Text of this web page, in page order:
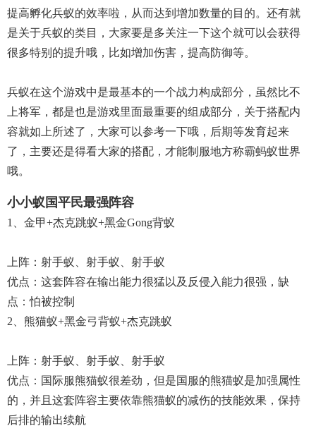
提高孵化兵蚁的效率啦，从而达到增加数量的目的。还有就
是关于兵蚁的类目，大家要是多关注一下这个就可以会获得
很多特别的提升哦，比如增加伤害，提高防御等。
兵蚁在这个游戏中是最基本的一个战力构成部分，虽然比不
上将军，都是也是游戏里面最重要的组成部分，关于搭配内
容就如上所述了，大家可以参考一下哦，后期等发育起来
了，主要还是得看大家的搭配，才能制服地方称霸蚂蚁世界
哦。
小小蚁国平民最强阵容
1、金甲+杰克跳蚁+黑金gong背蚁
上阵：射手蚁、射手蚁、射手蚁
优点：这套阵容在输出能力很猛以及反侵入能力很强，缺
点：怕被控制
2、熊猫蚁+黑金弓背蚁+杰克跳蚁
上阵：射手蚁、射手蚁、射手蚁
优点：国际服熊猫蚁很差劲，但是国服的熊猫蚁是加强属性
的，并且这套阵容主要依靠熊猫蚁的减伤的技能效果，保持
后排的输出续航